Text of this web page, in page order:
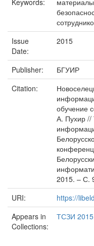
Keywords:
Issue
Date:
2015
Publisher:
БГУИР
Citation:
обучение
А. Пухир //
2015. – С.
URI:
https://
Appears in
Collections:
ТСЗИ 2015